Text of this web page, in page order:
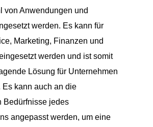
von Anwendungen und
werden. Es kann für
Marketing, Finanzen und
werden und ist somit
Lösung für Unternehmen
Es kann auch an die
Bedürfnisse jedes
angepasst werden, um eine